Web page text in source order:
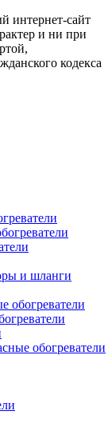
интернет-сайт
и ни при
кодекса
и шланги
обогреватели
обогреватели